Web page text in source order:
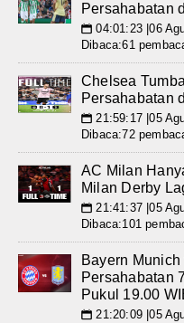
Persahabatan
📅 04:01:23 |06
Dibaca:61
Chelsea
Persahabatan
📅 21:59:17 |05
Dibaca:72
AC Milan
Milan Derby
📅 21:41:37 |05
Dibaca:101
Bayern
Persahabatan
Pukul 19.00
📅 21:20:09 |05